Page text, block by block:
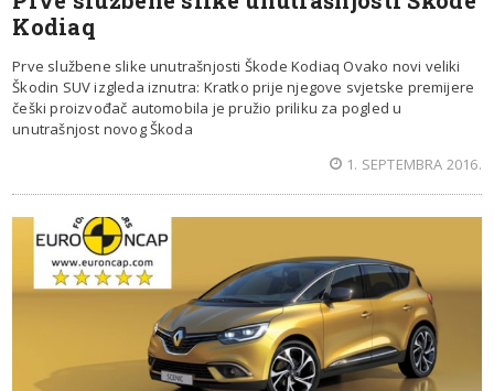
Kodiaq
Prve službene slike unutrašnjosti Škode Kodiaq Ovako novi veliki
Škodin SUV izgleda iznutra: Kratko prije njegove svjetske premijere
češki proizvođač automobila je pružio priliku za pogled u
unutrašnjost novog Škoda
1. SEPTEMBRA 2016.